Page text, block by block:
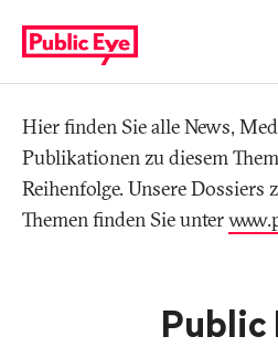
auf
publiceye.ch
Tag
Hier finden Sie alle News,
Publikationen zu diesem
Reihenfolge. Unsere Dossiers
Themen finden Sie unter
Public